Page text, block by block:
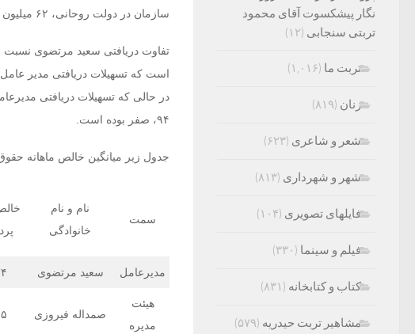
سازمان در دولت روحانی، ۶۲ میلیون و ۱۶۰ هزار و۵۵۷ هزار ریال است.
تفاوت دریافتی سعید مرتضوی
۹۴، صفر بوده است.
جدول زیر میانگین خالص ماهانه
سمت
نام و نام
خانوادگی
مدیرعامل سعید مرتضوی
هیئت
مدیره
صمداله فیروزی
نگار پیشکسوت آقای محمود
تربتی سنجابی (۱۲)
تربت ما (۱,۰۱۶)
زنان (۸۱۹)
شعر و شاعری (۶۲۳)
شهر و شهرداری (۸۱۳)
فایلهای تصویری (۱۰۴)
فیلم و سینما (۳۳۰)
کتاب و کتابخانه (۸۳۱)
مشاهیر تربت حیدریه (۵۷۹)